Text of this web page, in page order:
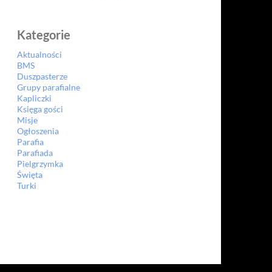
Kategorie
Aktualności
BMS
Duszpasterze
Grupy parafialne
Kapliczki
Księga gości
Misje
Ogłoszenia
Parafia
Parafiada
Pielgrzymka
Święta
Turki